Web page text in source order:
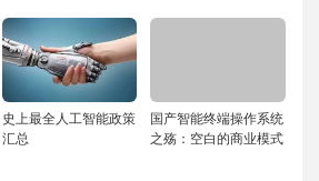
史上最全人工智能政策
汇总
国产智能终端操作系统
之殇：空白的商业模式